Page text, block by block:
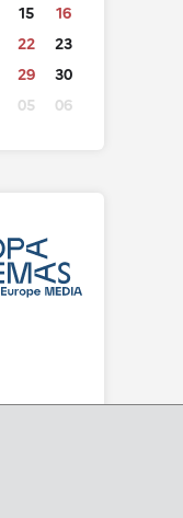
15
16
22
23
29
30
05 06